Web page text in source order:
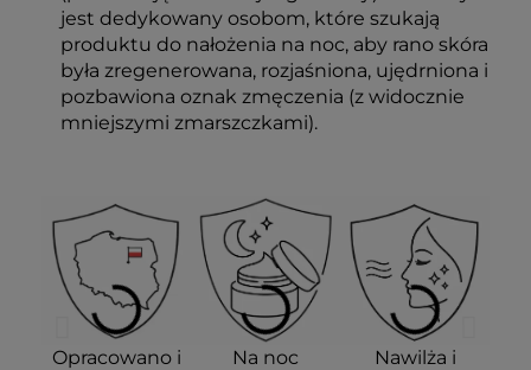
jest dedykowany osobom, które szukają
produktu do nałożenia na noc, aby rano skóra
była zregenerowana, rozjaśniona, ujędrniona i
pozbawiona oznak zmęczenia (z widocznie
mniejszymi zmarszczkami).
Opracowano i
Na noc
Nawilża i